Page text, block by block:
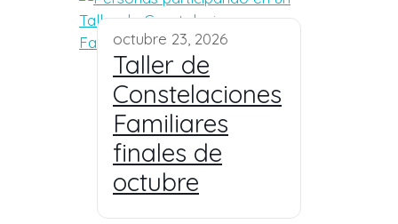
octubre 23, 2026
Taller de
Constelaciones
Familiares
finales de
octubre